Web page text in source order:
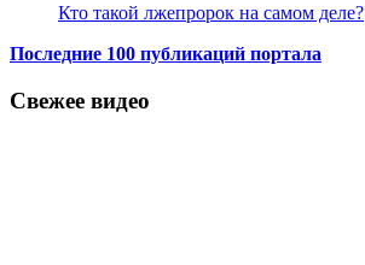
Кто такой лжепророк на самом деле?
Последние 100 публикаций портала
Свежее видео